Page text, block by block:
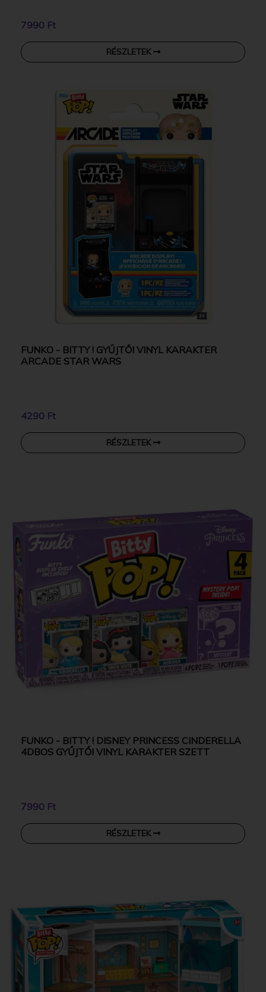
7990 Ft
RÉSZLETEK
FUNKO - BITTY ! GYŰJTŐI VINYL KARAKTER
ARCADE STAR WARS
4290 Ft
RÉSZLETEK
FUNKO - BITTY ! DISNEY PRINCESS CINDERELLA
4DBOS GYŰJTŐI VINYL KARAKTER SZETT
7990 Ft
RÉSZLETEK